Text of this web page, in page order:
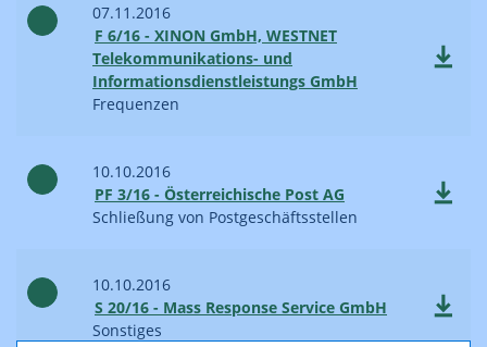
07.11.2016
F 6/16 - XINON GmbH, WESTNET
Telekommunikations- und
Informationsdienstleistungs GmbH
Frequenzen
10.10.2016
PF 3/16 - Österreichische Post AG
Schließung von Postgeschäftsstellen
10.10.2016
S 20/16 - Mass Response Service GmbH
Sonstiges